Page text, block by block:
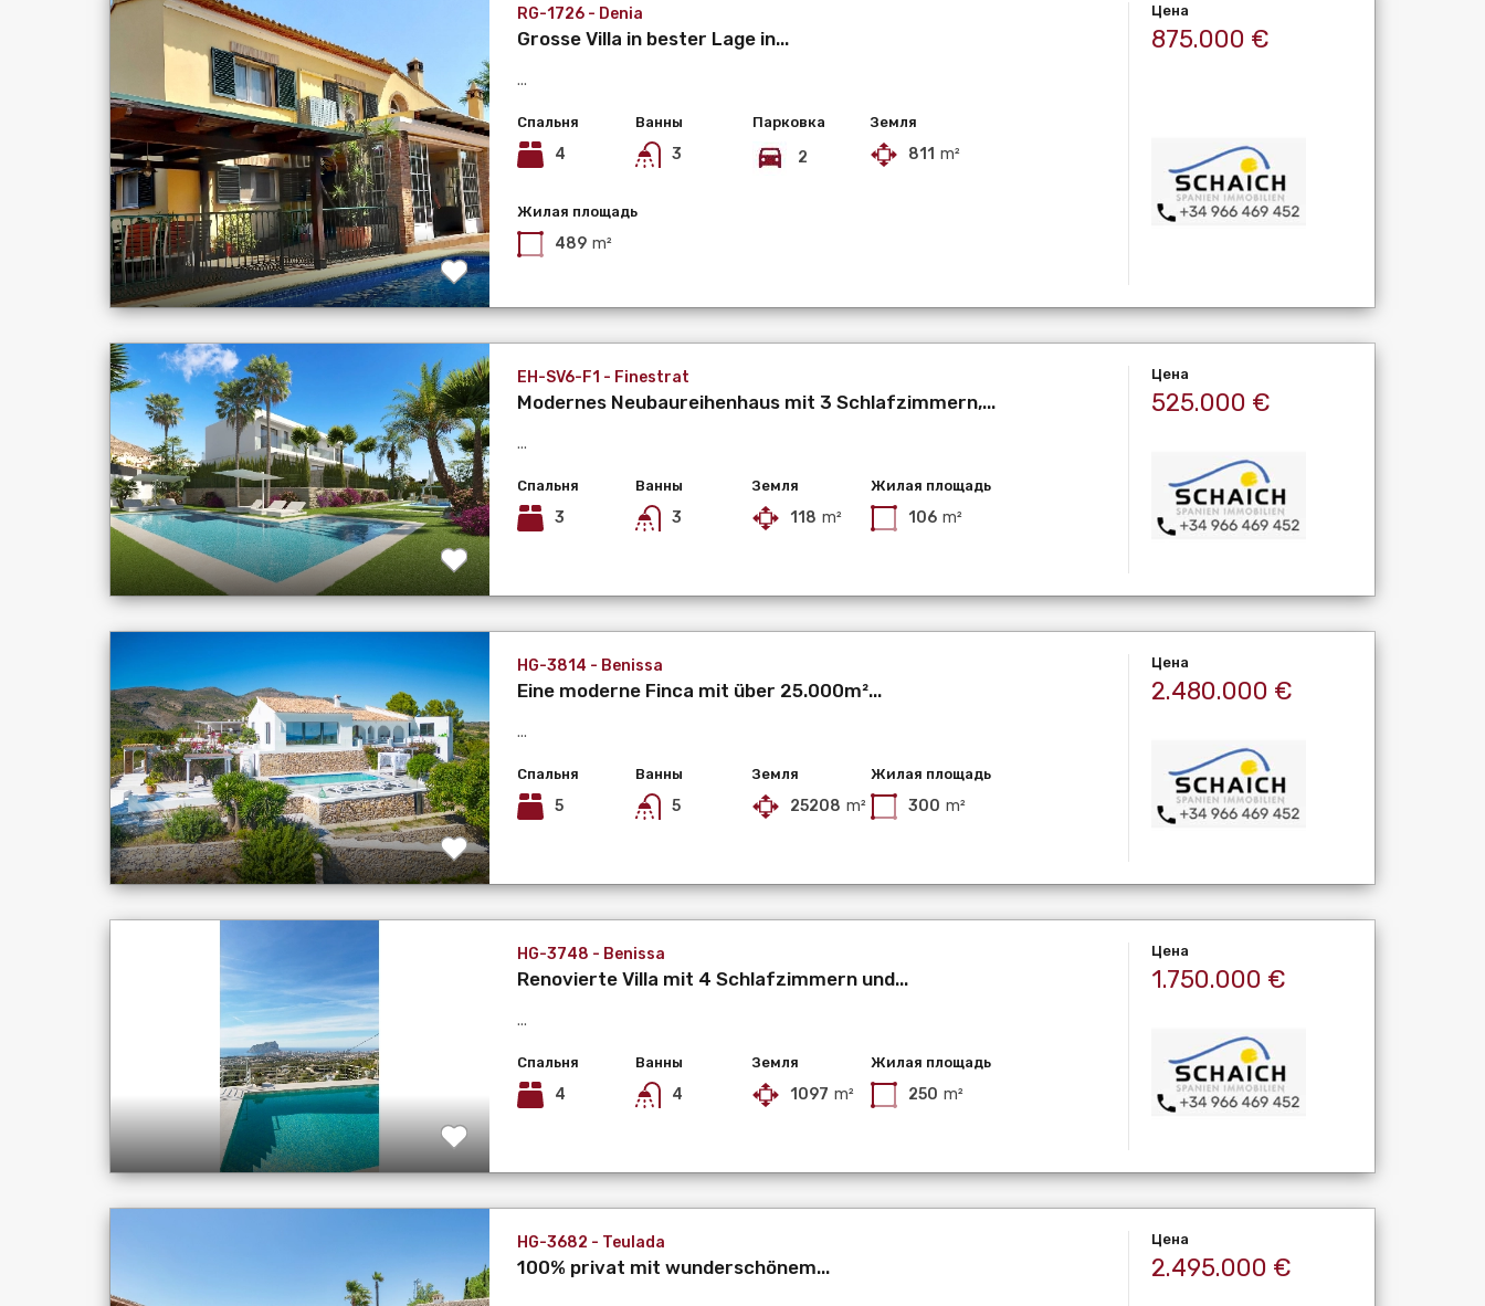
RG-1726 - Denia
Grosse Villa in bester Lage in...
...
Спальня
4
Ванны
3
Парковка
2
Земля
811 m²
Жилая площадь
489 m²
Цена
875.000 €
EH-SV6-F1 - Finestrat
Modernes Neubaureihenhaus mit 3 Schlafzimmern,...
...
Спальня
3
Ванны
3
Земля
118 m²
Жилая площадь
106 m²
Цена
525.000 €
HG-3814 - Benissa
Eine moderne Finca mit über 25.000m²...
...
Спальня
5
Ванны
5
Земля
25208 m²
Жилая площадь
300 m²
Цена
2.480.000 €
HG-3748 - Benissa
Renovierte Villa mit 4 Schlafzimmern und...
...
Спальня
4
Ванны
4
Земля
1097 m²
Жилая площадь
250 m²
Цена
1.750.000 €
HG-3682 - Teulada
100% privat mit wunderschönem...
Цена
2.495.000 €